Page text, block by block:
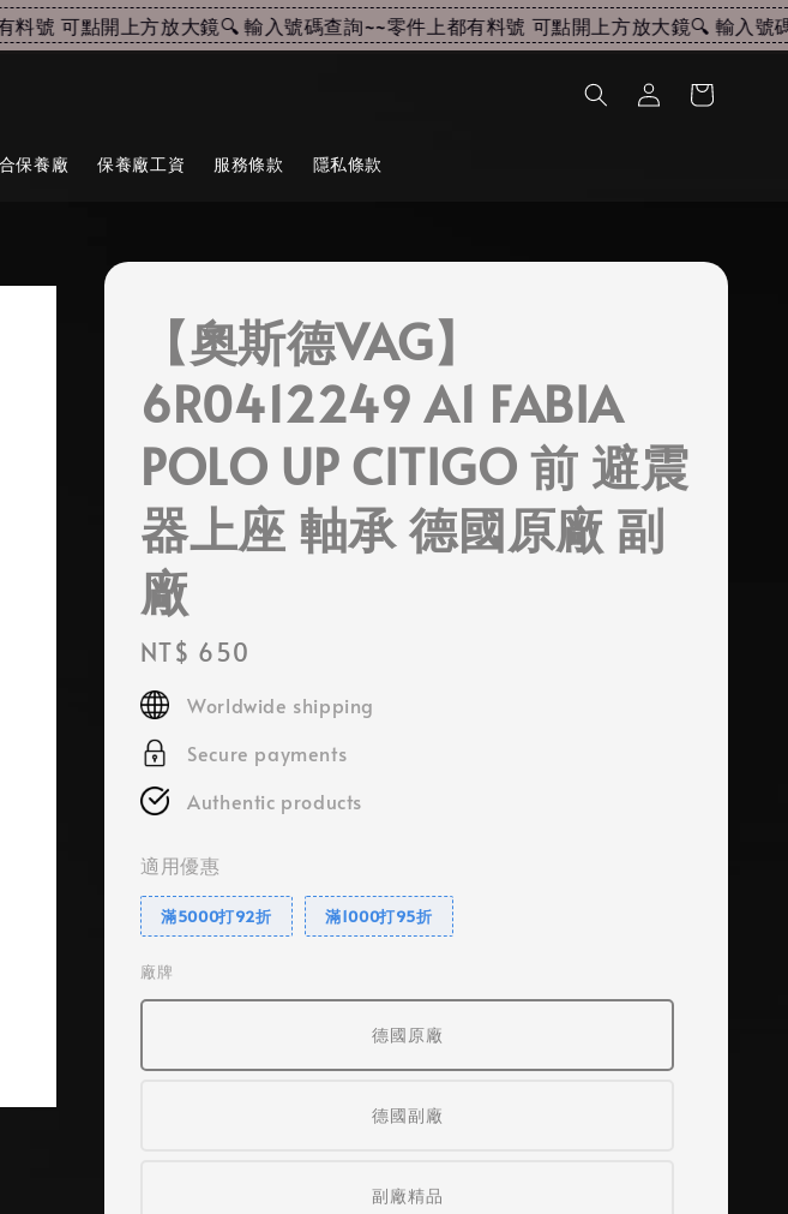
號 可點開上方放大鏡🔍 輸入號碼查詢~~零件上都有料號 可點開上方放大鏡🔍 輸入號碼
保養廠 保養廠工資 服務條款 隱私條款
【奧斯德VAG】
6R0412249 A1 FABIA
POLO UP CITIGO 前 避震
器上座 軸承 德國原廠 副
廠
Regular
price
NT$ 650
Worldwide shipping
Secure payments
Authentic products
適用優惠
滿5000打92折 滿1000打95折
廠牌
德國原廠
德國副廠
副廠精品